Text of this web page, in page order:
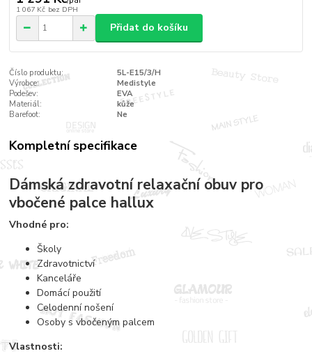
1 067 Kč bez DPH
Přidat do košíku
Číslo produktu:
5L-E15/3/H
Výrobce:
Medistyle
Podešev:
EVA
Materiál:
kůže
Barefoot:
Ne
Kompletní specifikace
Dámská zdravotní relaxační obuv pro
vbočené palce hallux
Vhodné pro:
Školy
Zdravotnictví
Kanceláře
Domácí použití
Celodenní nošení
Osoby s vbočeným palcem
Vlastnosti: